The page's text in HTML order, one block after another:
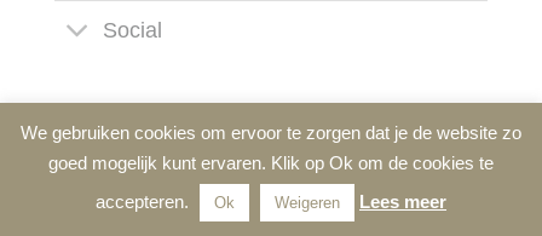
Social
We gebruiken cookies om ervoor te zorgen dat je de website zo
goed mogelijk kunt ervaren. Klik op Ok om de cookies te
accepteren.
Ok Weigeren Lees meer